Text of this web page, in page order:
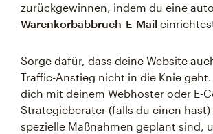
zurückgewinnen, indem du eine
Warenkorbabbruch-E-Mail
Sorge dafür, dass deine Website
Traffic-Anstieg nicht in die Knie
dich mit deinem Webhoster oder E-
Strategieberater (falls du einen
spezielle Maßnahmen geplant sind,